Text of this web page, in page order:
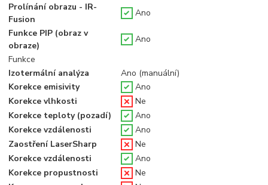
Prolínání obrazu - IR-
Fusion
Ano
Funkce PIP (obraz v
obraze)
Ano
Funkce
Izotermální analýza
Ano (manuální)
Korekce emisivity
Ano
Korekce vlhkosti
Ne
Korekce teploty (pozadí)
Ano
Korekce vzdálenosti
Ano
Zaostření LaserSharp
Ne
Korekce vzdálenosti
Ano
Korekce propustnosti
Ne